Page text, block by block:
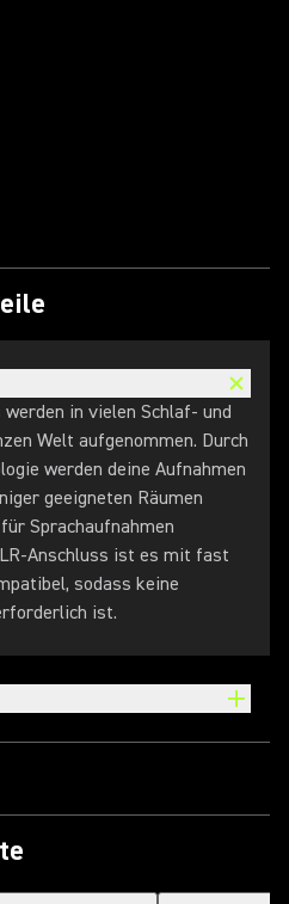
in vielen Schlaf- und
Welt aufgenommen. Durch
werden deine Aufnahmen
geeigneten Räumen
Sprachaufnahmen
Anschluss ist es mit fast
sodass keine
ist.